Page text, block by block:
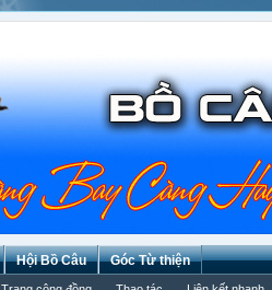
Hội Bồ Câu Góc Từ thiện